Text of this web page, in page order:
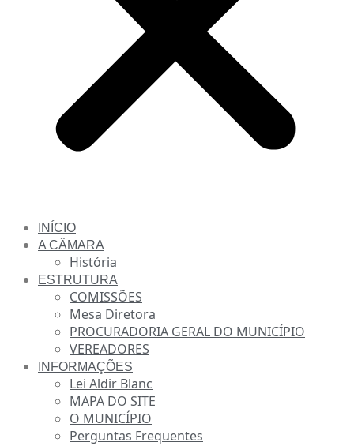
INÍCIO
A CÂMARA
História
ESTRUTURA
COMISSÕES
Mesa Diretora
PROCURADORIA GERAL DO MUNICÍPIO
VEREADORES
INFORMAÇÕES
Lei Aldir Blanc
MAPA DO SITE
O MUNICÍPIO
Perguntas Frequentes